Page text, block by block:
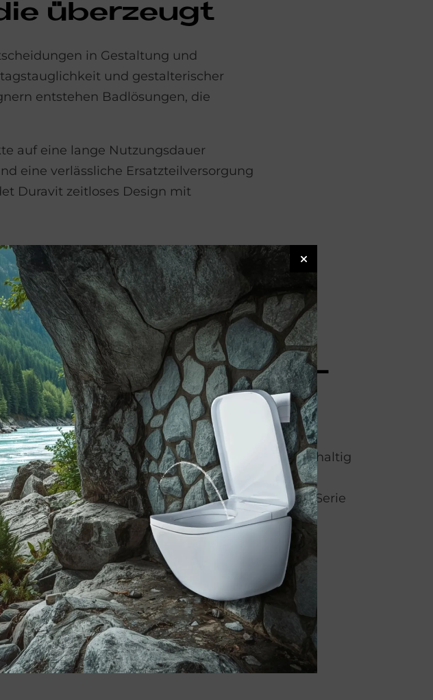
über­zeu­gt
in Gestaltung und
und gestalterischer
entstehen Badlösungen, die
auf eine lange Nutzungsdauer
eine verlässliche Ersatzteilversorgung
Duravit zeitloses Design mit
De­sign-DNA von Du­
ra­vit
Duravit setzt auf eine klar definierte,
wiedererkennbare Formsprache: modern, nachhaltig
und geprägt von elementaren, archetypischen
Grundformen wie hier beim Waschbecken der Serie
ArtisanLines.
ARTISAN LINES